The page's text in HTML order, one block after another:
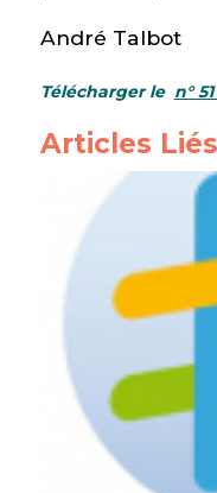
André Talbot
Télécharger le n°
Articles Liés